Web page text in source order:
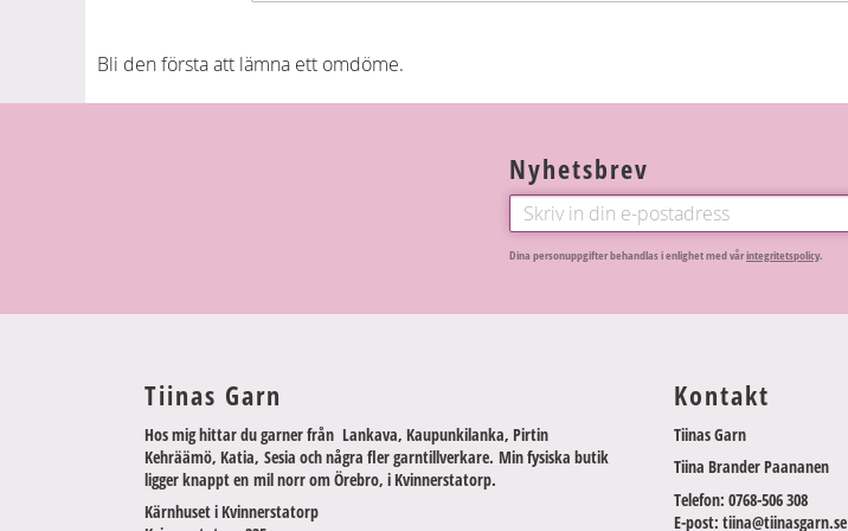
Bli den första att lämna ett omdöme.
Nyhetsbrev
Dina personuppgifter behandlas i enlighet med vårintegritetspolicy.
Tiinas Garn
Hos mig hittar du garner från Lankava, Kaupunkilanka, Pirtin
Kehräämö, Katia, Sesia och några fler garntillverkare. Min fysiska butik
ligger knappt en mil norr om Örebro, i Kvinnerstatorp.
Kärnhuset i Kvinnerstatorp
Kontakt
Tiinas Garn
Tiina Brander Paananen
Telefon: 0768-506 308
E-post: tiina@tiinasgarn.se